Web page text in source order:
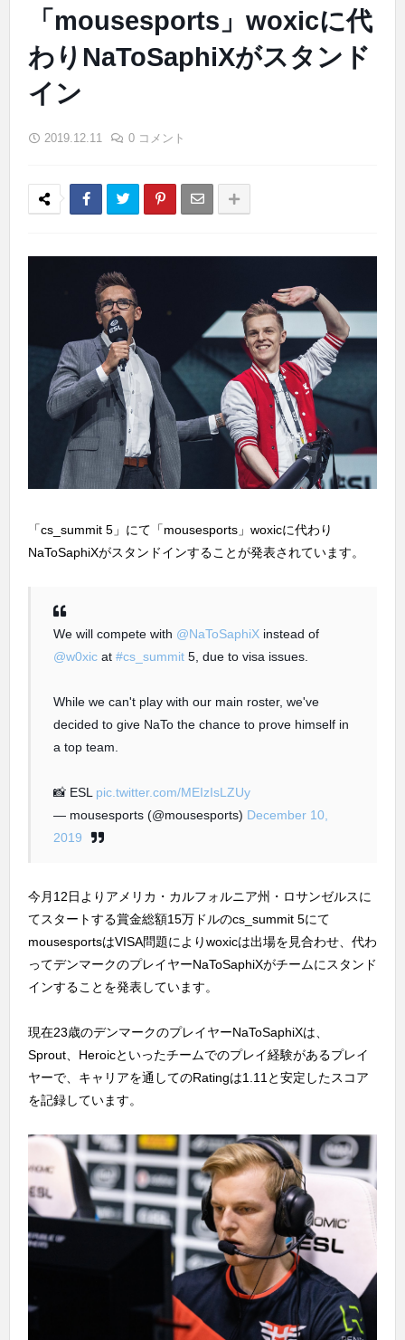
「mousesports」woxicに代
わりNaToSaphiXがスタンド
イン
2019.12.11 0 コメント
「cs_summit 5」にて「mousesports」woxicに代わり
NaToSaphiXがスタンドインすることが発表されています。
We will compete with @NaToSaphiX instead of
@w0xic at #cs_summit 5, due to visa issues.
While we can't play with our main roster, we've
decided to give NaTo the chance to prove himself in
a top team.
📸 ESL pic.twitter.com/MEIzIsLZUy
— mousesports (@mousesports) December 10,
2019
今月12日よりアメリカ・カルフォルニア州・ロサンゼルスに
てスタートする賞金総額15万ドルのcs_summit 5にて
mousesportsはVISA問題によりwoxicは出場を見合わせ、代わ
ってデンマークのプレイヤーNaToSaphiXがチームにスタンド
インすることを発表しています。
現在23歳のデンマークのプレイヤーNaToSaphiXは、
Sprout、Heroicといったチームでのプレイ経験があるプレイ
ヤーで、キャリアを通してのRatingは1.11と安定したスコア
を記録しています。